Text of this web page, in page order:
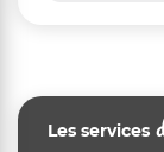
Les services